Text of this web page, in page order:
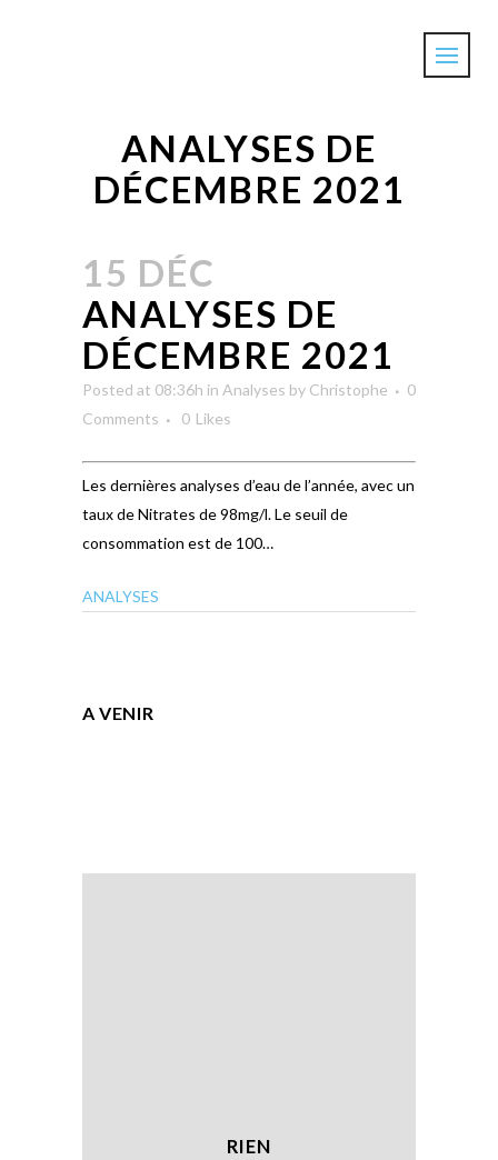
ANALYSES DE
DÉCEMBRE 2021
15 DÉC
ANALYSES DE
DÉCEMBRE 2021
Posted at 08:36h in Analyses by Christophe
0
Comments
0 Likes
Les dernières analyses d’eau de l’année, avec un
taux de Nitrates de 98mg/l. Le seuil de
consommation est de 100…
ANALYSES
A VENIR
RIEN